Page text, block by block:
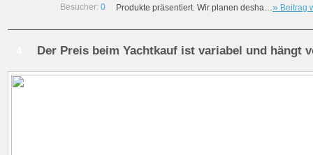
Besucher: 0
Produkte präsentiert. Wir planen desha…» Beitrag
Der Preis beim Yachtkauf ist variabel und hängt